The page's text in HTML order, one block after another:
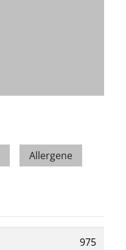
Allergene
975